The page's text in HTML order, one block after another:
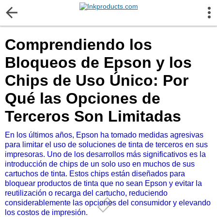
Comprendiendo los
Bloqueos de Epson y los
Chips de Uso Único: Por
Qué las Opciones de
Terceros Son Limitadas
En los últimos años, Epson ha tomado medidas agresivas
para limitar el uso de soluciones de tinta de terceros en sus
impresoras. Uno de los desarrollos más significativos es la
introducción de chips de un solo uso en muchos de sus
cartuchos de tinta. Estos chips están diseñados para
bloquear productos de tinta que no sean Epson y evitar la
reutilización o recarga del cartucho, reduciendo
considerablemente las opciones del consumidor y elevando
los costos de impresión.
More Information
Gift certificates
Contact us
LEGAL NOTICE
Terms & Conditions
Shipping
Privacy statement